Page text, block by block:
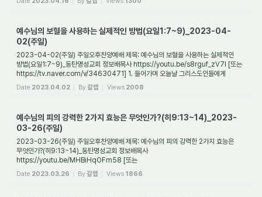
예수님의 보혈을 사용하는 실제적인 방법(요일1:7~9)_2023-04-
02(주일)
2023-04-02(주일) 주일오후찬양예배 제목: 예수님의 보혈을 사용하는 실제적인
방법(요일1:7~9)_동탄명성교회 정보배목사 https://youtu.be/s8rguf_zV7I [또는
https://tv.naver.com/v/34630471] 1. 들어가며 오늘날 그리스도인들에게
예수님의 피는 속죄의 피...
Date 2023.04.02 By갈렙 Views 2008
예수님의 피의 강력한 2가지 효능은 무엇인가?(히9:13~14)_2023-
03-26(주일)
2023-03-26(주일) 주일오후찬양예배 제목: 예수님의 피의 강력한 2가지 효능은
무엇인가?(히9:13~14)_동탄명성교회 정보배목사
https://youtu.be/MHBiHqOFm58 [또는
https://tv.naver.com/v/34629459] 1. 들어 가며 예수께서는 원래 말씀이셨다.
Date 2023.03.26 By갈렙 Views 1866